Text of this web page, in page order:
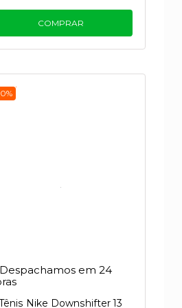
melhorias que
COMPRAR
Nike Downshifter 13